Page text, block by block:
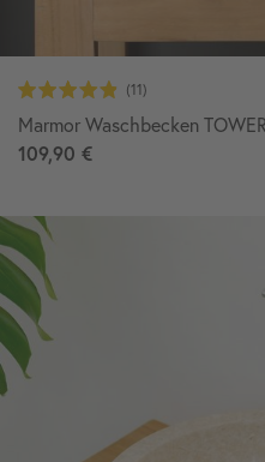
Marmor Waschbecken
109,90 €